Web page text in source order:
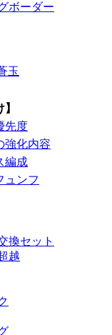
ボーダー
玉
先度
強化内容
編成
ュンフ
換セット
越